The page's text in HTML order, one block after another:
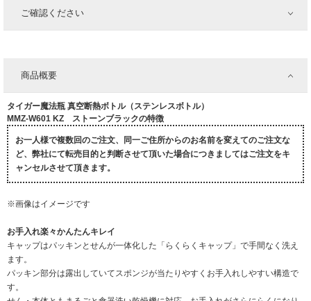
ご確認ください
商品概要
タイガー魔法瓶 真空断熱ボトル（ステンレスボトル）
MMZ-W601 KZ ストーンブラックの特徴
お一人様で複数回のご注文、同一ご住所からのお名前を変えてのご注文な
ど、弊社にて転売目的と判断させて頂いた場合につきましてはご注文をキ
ャンセルさせて頂きます。
※画像はイメージです
お手入れ楽々かんたんキレイ
キャップはパッキンとせんが一体化した「らくらくキャップ」で手間なく洗え
ます。
パッキン部分は露出していてスポンジが当たりやすくお手入れしやすい構造で
す。